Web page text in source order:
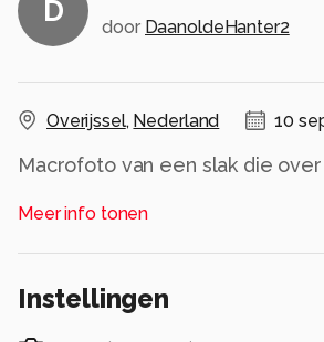
D door DaanoldeHanter2
Overijssel, Nederland 10
Macrofoto van een slak die
Meer info tonen
Instellingen